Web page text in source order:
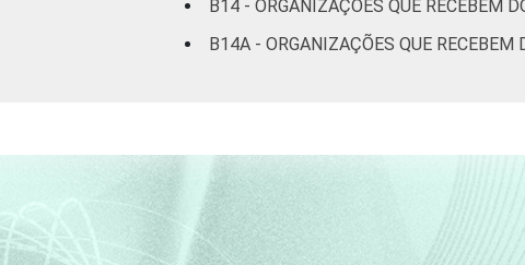
B14 - ORGANIZAÇÕES QUE RECEBEM
B14A - ORGANIZAÇÕES QUE